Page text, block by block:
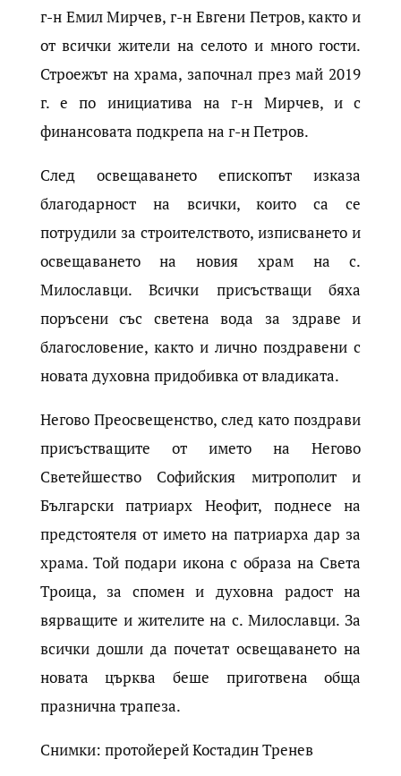
г-н Емил Мирчев, г-н Евгени Петров, както и
от всички жители на селото и много гости.
Строежът на храма, започнал през май 2019
г. е по инициатива на г-н Мирчев, и с
финансовата подкрепа на г-н Петров.
След освещаването епископът изказа
благодарност на всички, които са се
потрудили за строителството, изписването и
освещаването на новия храм на с.
Милославци. Всички присъстващи бяха
поръсени със светена вода за здраве и
благословение, както и лично поздравени с
новата духовна придобивка от владиката.
Негово Преосвещенство, след като поздрави
присъстващите от името на Негово
Светейшество Софийския митрополит и
Български патриарх Неофит, поднесе на
предстоятеля от името на патриарха дар за
храма. Той подари икона с образа на Света
Троица, за спомен и духовна радост на
вярващите и жителите на с. Милославци. За
всички дошли да почетат освещаването на
новата църква беше приготвена обща
празнична трапеза.
Снимки: протойерей Костадин Тренев